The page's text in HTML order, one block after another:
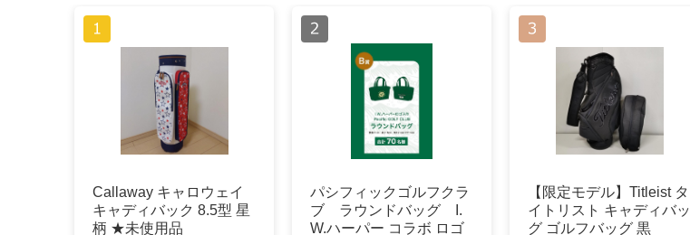
Callaway キャロウェイ
キャディバック 8.5型 星
柄 ★未使用品
パシフィックゴルフクラ
ブ ラウンドバッグ I.
W.ハーパー コラボ ロゴ
【限定モデル】Titleist タ
イトリスト キャディバッ
グ ゴルフバッグ 黒